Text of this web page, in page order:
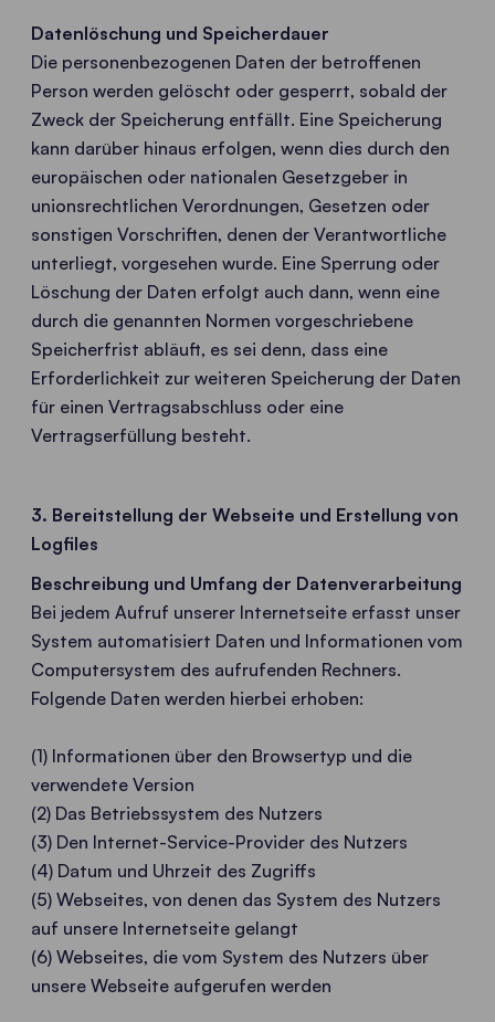
Datenlöschung und Speicherdauer
Die personenbezogenen Daten der betroffenen
Person werden gelöscht oder gesperrt, sobald der
Zweck der Speicherung entfällt. Eine Speicherung
kann darüber hinaus erfolgen, wenn dies durch den
europäischen oder nationalen Gesetzgeber in
unionsrechtlichen Verordnungen, Gesetzen oder
sonstigen Vorschriften, denen der Verantwortliche
unterliegt, vorgesehen wurde. Eine Sperrung oder
Löschung der Daten erfolgt auch dann, wenn eine
durch die genannten Normen vorgeschriebene
Speicherfrist abläuft, es sei denn, dass eine
Erforderlichkeit zur weiteren Speicherung der Daten
für einen Vertragsabschluss oder eine
Vertragserfüllung besteht.
3. Bereitstellung der Webseite und Erstellung von
Logfiles
Beschreibung und Umfang der Datenverarbeitung
Bei jedem Aufruf unserer Internetseite erfasst unser
System automatisiert Daten und Informationen vom
Computersystem des aufrufenden Rechners.
Folgende Daten werden hierbei erhoben:
(1) Informationen über den Browsertyp und die
verwendete Version
(2) Das Betriebssystem des Nutzers
(3) Den Internet-Service-Provider des Nutzers
(4) Datum und Uhrzeit des Zugriffs
(5) Webseites, von denen das System des Nutzers
auf unsere Internetseite gelangt
(6) Webseites, die vom System des Nutzers über
unsere Webseite aufgerufen werden